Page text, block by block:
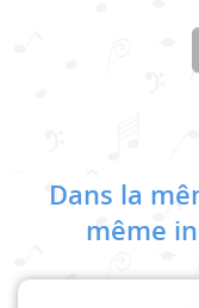
Dans la
même